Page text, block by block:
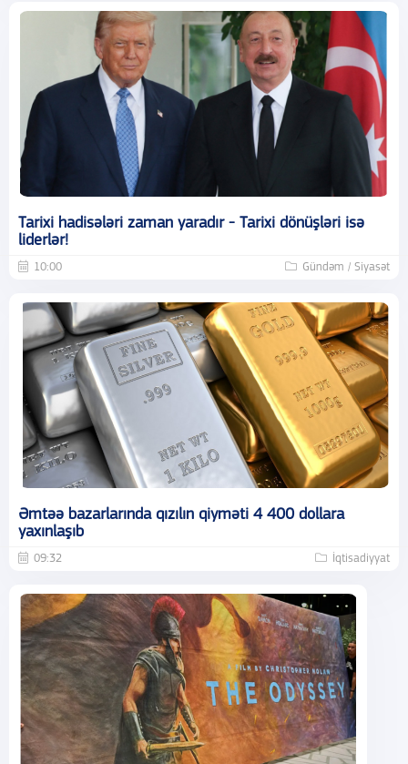
Tarixi hadisələri zaman yaradır - Tarixi dönüşləri isə
liderlər!
10:00 Gündəm / Siyasət
Əmtəə bazarlarında qızılın qiyməti 4 400 dollara
yaxınlaşıb
09:32 İqtisadiyyat